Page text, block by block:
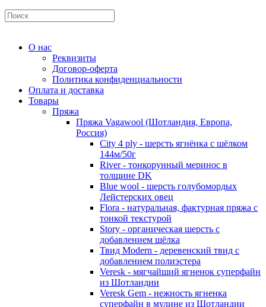
О нас
Реквизиты
Договор-оферта
Политика конфиденциальности
Оплата и доставка
Товары
Пряжа
Пряжа Vagawool (Шотландия, Европа,
Россия)
City 4 ply - шерсть ягнёнка с шёлком
144м/50г
River - тонкорунный меринос в
толщине DK
Blue wool - шерсть голубомордых
Лейстерских овец
Flora - натуральная, фактурная пряжа с
тонкой текстурой
Story - органическая шерсть с
добавлением шёлка
Твид Modern - деревенский твид с
добавлением полиэстера
Veresk - мягчайший ягненок суперфайн
из Шотландии
Veresk Gem - нежность ягненка
суперфайн в мулине из Шотландии